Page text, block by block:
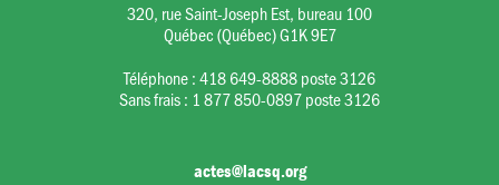
320, rue Saint-Joseph Est, bureau 100
Québec (Québec) G1K 9E7
Téléphone :418 649-8888 poste 3126
Sans frais : 1 877 850-0897 poste 3126
actes@lacsq.org